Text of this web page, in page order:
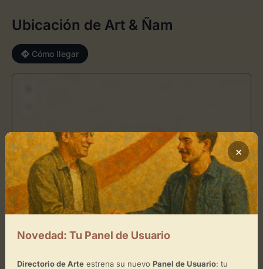
Ubicación de Art & Ñam
Cómo llegar
Art & Ñam
Toca el mapa para interactuar
Activar Mapa
×
Novedad: Tu Panel de Usuario
Directorio de Arteestrena su nuevo Panel de Usuario: tu